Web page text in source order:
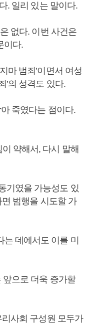
. 일리 있는 말이다.
없다. 이번 사건은
이다.
마 범죄’이면서 여성
’의 성격도 있다.
죽였다는 점이다.
약해서, 다시 말해
기였을 가능성도 있
범행을 시도할 가
데에서도 이를 미
앞으로 더욱 증가할
사회 구성원 모두가